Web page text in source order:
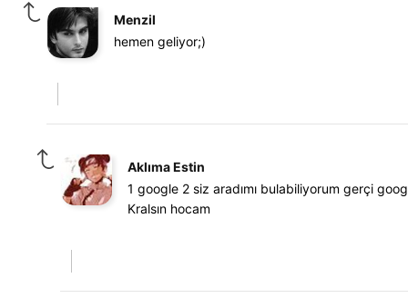
Menzil
hemen geliyor;)
Aklıma Estin
1 google 2 siz aradımı bulabiliyorum gerçi
Kralsın hocam